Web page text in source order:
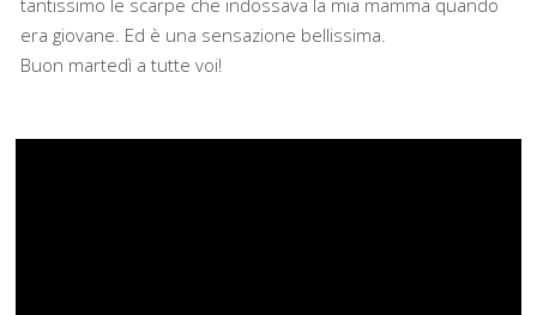
era giovane. Ed è una sensazione bellissima.
Buon martedì a tutte voi!